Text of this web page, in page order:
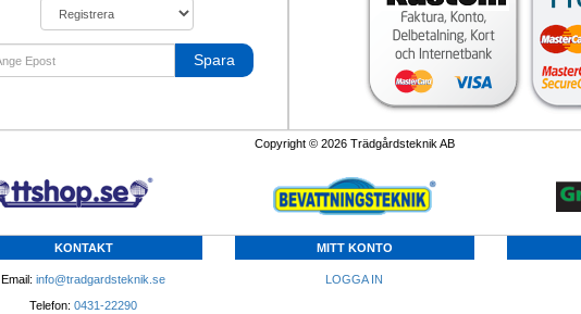
Spara
Copyright © 2026 Trädgårdsteknik AB
KONTAKT
Email: info@tradgardsteknik.se
Telefon: 0431-22290
MITT KONTO
LOGGA IN